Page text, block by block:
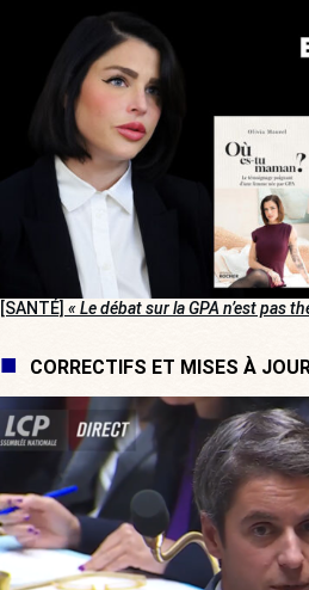
[SANTÉ] « Le débat sur la GPA n’est pas
CORRECTIFS ET MISES À